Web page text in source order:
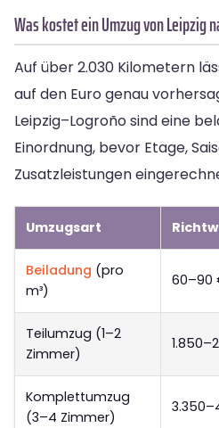
Was kostet ein Umzug von Leipzig
Auf über 2.030 Kilometern
auf den Euro genau
Leipzig–Logroño sind eine
Einordnung, bevor Etage,
Zusatzleistungen
Umzugsart
Beiladung (pro
m³)
60–90
Teilumzug (1–2
Zimmer)
Komplettumzug
(3–4 Zimmer)